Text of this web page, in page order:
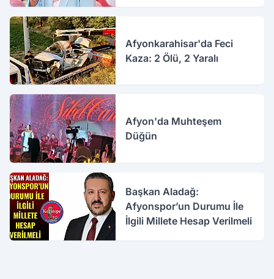
Afyonkarahisar'da Feci
Kaza: 2 Ölü, 2 Yaralı
Afyon'da Muhteşem
Düğün
Başkan Aladağ:
Afyonspor’un Durumu İle
İlgili Millete Hesap Verilmeli